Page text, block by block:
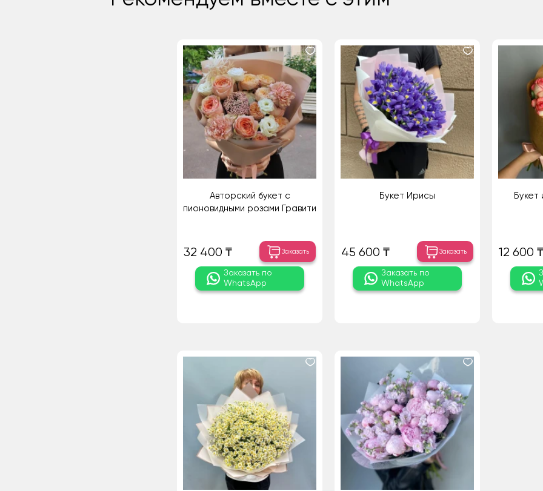
Авторский букет с
пионовидными розами Гравити
32 400 ₸ Заказать
Заказать по
WhatsApp
Букет Ирисы
45 600 ₸ Заказать
Заказать по
WhatsApp
Букет
12 600 ₸